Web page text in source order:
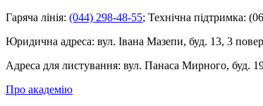
Гаряча лінія: (044) 298-48-55; Технічна підтримка:
Юридична адреса: вул. Івана Мазепи, буд. 13, 3
Адреса для листування: вул. Панаса Мирного, буд.
Про академію